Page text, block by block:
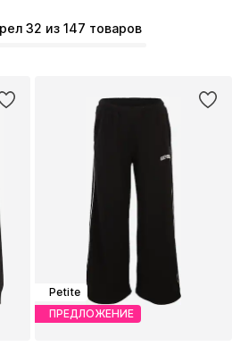
32 из 147 товаров
Petite
ПРЕДЛОЖЕНИЕ